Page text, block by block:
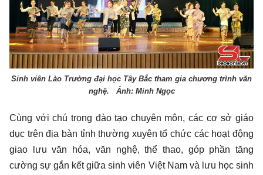
Sinh viên Lào Trường đại học Tây Bắc tham gia chương trình văn
nghệ. Ảnh: Minh Ngọc
Cùng với chú trọng đào tạo chuyên môn, các cơ sở giáo
dục trên địa bàn tỉnh thường xuyên tổ chức các hoạt động
giao lưu văn hóa, văn nghệ, thể thao, góp phần tăng
cường sự gắn kết giữa sinh viên Việt Nam và lưu học sinh